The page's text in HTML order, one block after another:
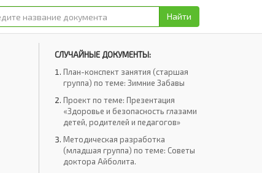
Найти
СЛУЧАЙНЫЕ ДОКУМЕНТЫ:
План-конспект занятия (старшая
группа) по теме: Зимние Забавы
Проект по теме: Презентация
«Здоровье и безопасность глазами
детей, родителей и педагогов»
Методическая разработка
(младшая группа) по теме: Советы
доктора Айболита.